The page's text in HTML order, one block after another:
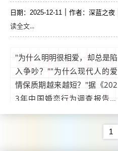
日期：2025-12-11 作者：深蓝之夜
读全文...
"为什么明明很相爱，却总是陷
入争吵？""为什么现代人的爱
情保质期越来越短？"据《202
3年中国婚恋行为调查报告》
显示，68%的单身群体承认缺
乏科学的恋爱方法论，掌握关
键的恋爱技巧不仅能规避亲密
1